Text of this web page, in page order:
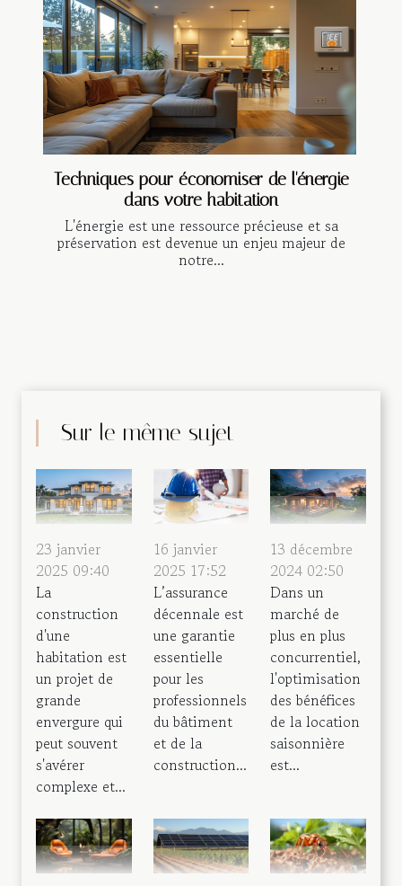
Techniques pour économiser de l'énergie
dans votre habitation
L'énergie est une ressource précieuse et sa
préservation est devenue un enjeu majeur de
notre...
Sur le même sujet
23 janvier
2025 09:40
La
construction
d'une
habitation est
un projet de
grande
envergure qui
peut souvent
s'avérer
complexe et...
16 janvier
2025 17:52
L’assurance
décennale est
une garantie
essentielle
pour les
professionnels
du bâtiment
et de la
construction...
13 décembre
2024 02:50
Dans un
marché de
plus en plus
concurrentiel,
l'optimisation
des bénéfices
de la location
saisonnière
est...